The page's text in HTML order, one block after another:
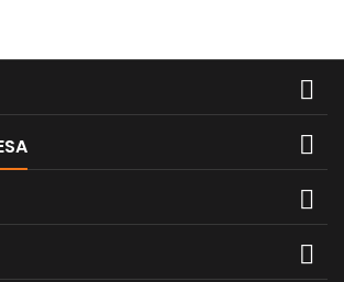



